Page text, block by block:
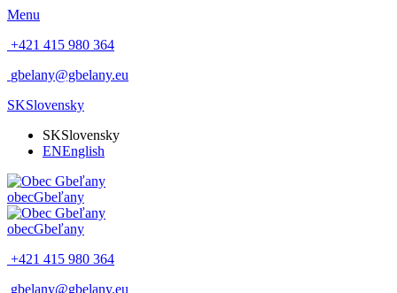
Menu
+421 415 980 364
gbelany@gbelany.eu
SKSlovensky
SKSlovensky
ENEnglish
obecGbeľany
obecGbeľany
+421 415 980 364
gbelany@gbelany.eu